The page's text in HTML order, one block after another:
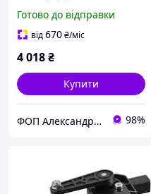
Готово до відправки
від670₴/міс
4 018₴
Купити
ФОП Александрова Ірина Анатоліївна 98%